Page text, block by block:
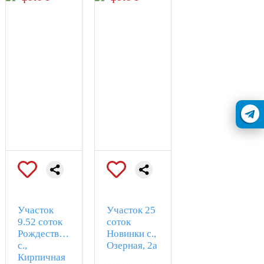
Елочка, Жигулевские сады,
Участок
9.52 соток
Рождественно
с.,
Кирпичная
Участок 25
соток
Новинки с.,
Озерная, 2а